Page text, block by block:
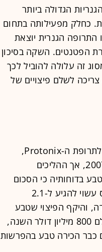
הגדולה ביותר
כחלק מפעילותה בתחום
התרופה הגנרית יוצאת
הפטנטים. השקה בסיכון
זה עלולה להוביל לכך
לשלם פיצויים של
במקרה הנוכחי, מדובר על השקת הגרסה הגנרית של טבע לתרופת ה-Protonix,
שמיועדת לטיפול בהחזר תוך-ושטי. ההשקה בוצעה בסוף 2007, אך ההליכים
בדוחותיה כי הסכום
שתצטרך לשלם כפיצוי בגין ההשקה בסיכון של הפרוטוניקס עשוי להגיע ל-2.1
והיקף הפיצוי שטבע
תשלם נקבע על 1.6 מיליארד דולר. לפי ההסכם, טבע תשלם 800 מיליון דולר השנה,
האחרונים כבר הכירה טבע בהפרשות